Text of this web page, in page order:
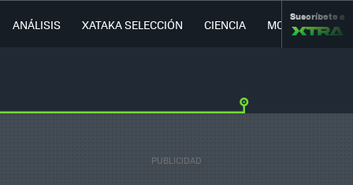
ANÁLISIS XATAKA SELECCIÓN CIENCIA MOVILIDAD
Suscríbete a